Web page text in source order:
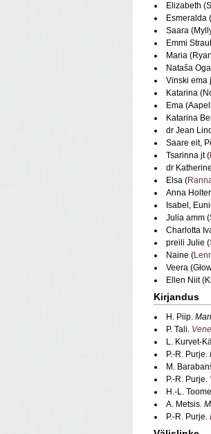
Elizabeth
Esmeralda (
Saara
Emmi
Maria
Nataša
Vinski ema
Katarina
Ema
Katarina
dr Jean
Saare eit,
Tsarinna jt (
dr
Elsa (
Anna
Isabel,
Julia amm
Charlotta
preili Julie (
Naine (
Veera
Ellen Niit
Kirjandus
H. Piip.
P. Tali.
L. Kurvet-
P.-R. Purje.
M.
P.-R. Purje.
H.-L.
A. Metsis.
P.-R. Purje.